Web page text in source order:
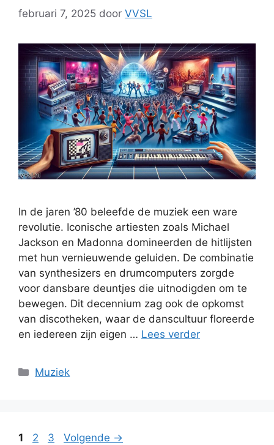
februari 7, 2025 door VVSL
In de jaren ’80 beleefde de muziek een ware
revolutie. Iconische artiesten zoals Michael
Jackson en Madonna domineerden de hitlijsten
met hun vernieuwende geluiden. De combinatie
van synthesizers en drumcomputers zorgde
voor dansbare deuntjes die uitnodigden om te
bewegen. Dit decennium zag ook de opkomst
van discotheken, waar de danscultuur floreerde
en iedereen zijn eigen … Lees verder
Categorieën
Muziek
Pagina
1 Pagina
2 Pagina
3 Volgende →